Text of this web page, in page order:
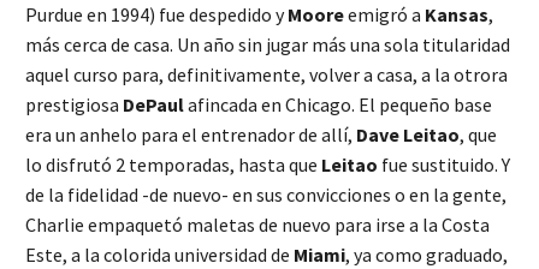
Purdue en 1994) fue despedido yMooreemigró a Kansas,
más cerca de casa. Un año sin jugar más una sola titularidad
aquel curso para, definitivamente, volver a casa, a la otrora
prestigiosa DePaulafincada en Chicago. El pequeño base
era un anhelo para el entrenador de allí, Dave Leitao, que
lo disfrutó 2 temporadas, hasta que Leitao fue sustituido. Y
de la fidelidad -de nuevo- en sus convicciones o en la gente,
Charlie empaquetó maletas de nuevo para irse a la Costa
Este, a la colorida universidad de Miami, ya como graduado,